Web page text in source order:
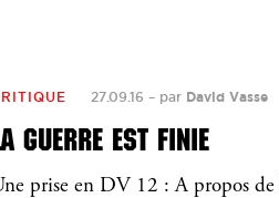
27.09.16 – par David Vasse
GUERRE EST FINIE
prise en DV 12 : A propos